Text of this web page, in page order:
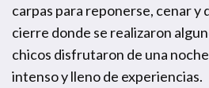
carpas para reponerse, cenar y
cierre donde se realizaron
chicos disfrutaron de una
intenso y lleno de experiencias.